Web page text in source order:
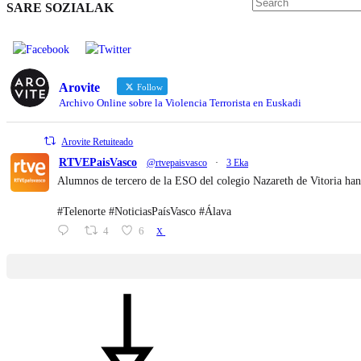
SARE SOZIALAK
Arovite Follow
Archivo Online sobre la Violencia Terrorista en Euskadi
Arovite Retuiteado
RTVEPaisVasco @rtvepaisvasco · 3 Eka
Alumnos de tercero de la ESO del colegio Nazareth de Vitoria
#Telenorte #NoticiasPaísVasco #Álava
4 6 X